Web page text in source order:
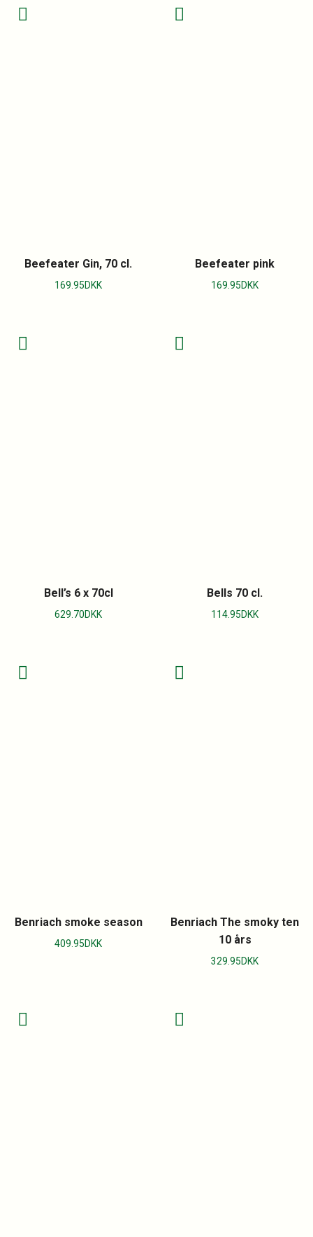
Beefeater Gin, 70 cl.
169.95DKK
Beefeater pink
169.95DKK
Bell’s 6 x 70cl
629.70DKK
Bells 70 cl.
114.95DKK
Benriach smoke season
409.95DKK
Benriach The smoky ten
10 års
329.95DKK